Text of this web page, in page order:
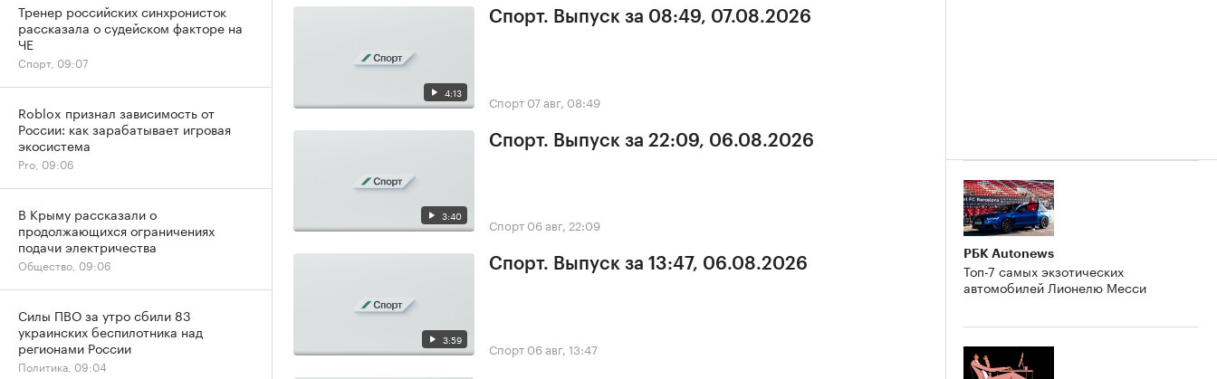
4:13
Спорт. Выпуск за 08:49, 07.08.2026
Спорт 07 авг, 08:49
3:40
Спорт. Выпуск за 22:09, 06.08.2026
Спорт 06 авг, 22:09
3:59
Спорт. Выпуск за 13:47, 06.08.2026
Спорт 06 авг, 13:47
РБК Autonews
Топ-7 самых экзотических
автомобилей Лионелю Месси
Тренер российских синхронисток
рассказала о судейском факторе на
ЧЕ
Спорт, 09:07
Roblox признал зависимость от
России: как зарабатывает игровая
экосистема
Pro, 09:06
В Крыму рассказали о
продолжающихся ограничениях
подачи электричества
Общество, 09:06
Силы ПВО за утро сбили 83
украинских беспилотника над
регионами России
Политика, 09:04